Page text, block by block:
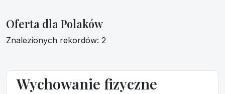
Oferta dla Polaków
Znalezionych rekordów: 2
Wychowanie fizyczne